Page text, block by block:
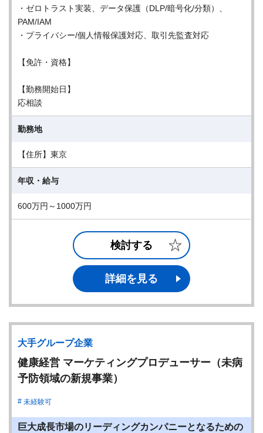
・ゼロトラスト実装、データ保護（DLP/暗号化/分類）、
PAM/IAM
・プライバシー/個人情報保護対応、取引先監査対応
【免許・資格】
【勤務開始日】
応相談
勤務地
【住所】東京
年収・給与
600万円～1000万円
検討する
詳細を見る
大手グループ企業
健康経営 マーケティングプロデューサー（未病
予防領域の新規事業）
未経験可
巨大成長市場のリーディングカンパニーとなるための